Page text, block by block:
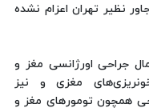
نظیر تهران اعزام نشده
جراحی اورژانسی مغز و
مغزی و نیز
همچون تومورهای مغز و